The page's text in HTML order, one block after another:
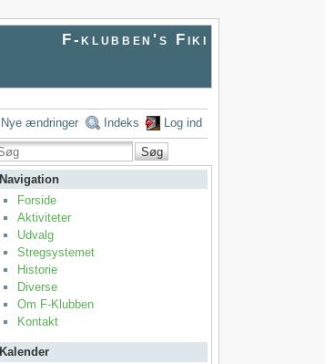
F-klubben's Fiki
Nye ændringer Indeks Log ind
Søg
Navigation
Forside
Aktiviteter
Udvalg
Stregsystemet
Historie
Diverse
Om F-Klubben
Kontakt
Kalender